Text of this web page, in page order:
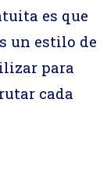
es que
un estilo de
para
cada